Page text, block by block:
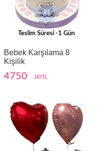
Teslim Süresi -1 Gün
Bebek Karşılama 8
Kişilik
4750 ,00 TL